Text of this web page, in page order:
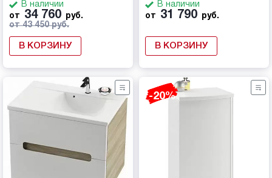
В наличии
от
34 760
руб.
от 43 450 руб.
В КОРЗИНУ
В наличии
от
31 790 руб.
В КОРЗИНУ
-20%